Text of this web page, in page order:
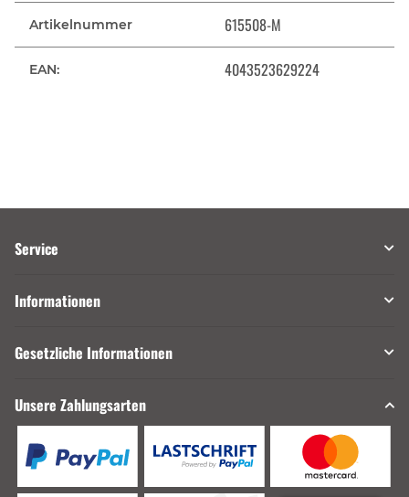
Artikelnummer 615508-M
EAN: 4043523629224
Service
Informationen
Gesetzliche Informationen
Unsere Zahlungsarten